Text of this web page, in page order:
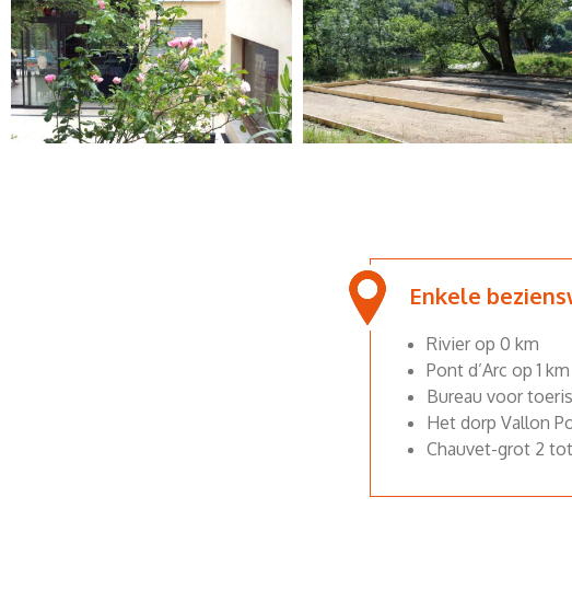
Enkele
Rivier op 0 km
Pont d’Arc op 1 km
Bureau voor
Het dorp Vallon
Chauvet-grot 2